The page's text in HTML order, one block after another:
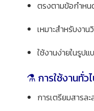
ตรงตามข้อกำหน
เหมาะสำหรับงาน
ใช้งานง่ายในรูป
⚗️ การใช้งานทั่ว
การเตรียมสารล